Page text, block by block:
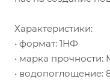
Характеристики:
• формат: 1НФ
• марка прочности:
• водопоглощение: